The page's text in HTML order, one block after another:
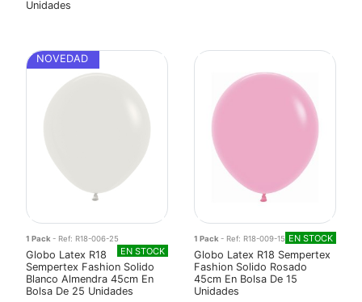
Unidades
NOVEDAD
1 Pack- Ref: R18-006-25
EN STOCK
Globo Latex R18
Sempertex Fashion Solido
Blanco Almendra 45cm En
Bolsa De 25 Unidades
1 Pack- Ref: R18-009-15 EN STOCK
Globo Latex R18 Sempertex
Fashion Solido Rosado
45cm En Bolsa De 15
Unidades